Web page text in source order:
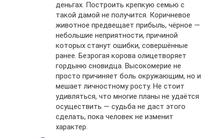
деньгах. Построить крепкую семью с
такой дамой не получится. Коричневое
животное предвещает прибыль, чёрное —
небольшие неприятности, причиной
которых станут ошибки, совершённые
ранее. Безрогая корова олицетворяет
гордыню сновидца. Высокомерие не
просто причиняет боль окружающим, но и
мешает личностному росту. Не стоит
удивляться, что многие планы не удаётся
осуществить — судьба не даст этого
сделать, пока человек не изменит
характер.